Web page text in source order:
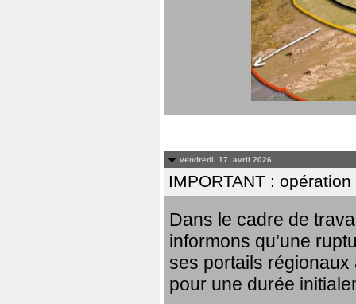
vendredi, 17. avril 2026
IMPORTANT :
Dans le cadre de
informons qu’une
ses portails régionaux
pour une durée